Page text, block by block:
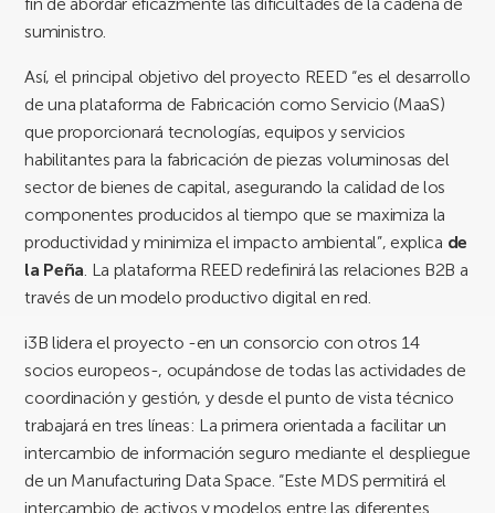
suministro.
Así, el principal objetivo del proyecto REED “es el desarrollo
de una plataforma de Fabricación como Servicio (MaaS)
que proporcionará tecnologías, equipos y servicios
habilitantes para la fabricación de piezas voluminosas del
sector de bienes de capital, asegurando la calidad de los
componentes producidos al tiempo que se maximiza la
productividad y minimiza el impacto ambiental”, explica de
la Peña. La plataforma REED redefinirá las relaciones B2B a
través de un modelo productivo digital en red.
i3B lidera el proyecto -en un consorcio con otros 14
socios europeos-, ocupándose de todas las actividades de
coordinación y gestión, y desde el punto de vista técnico
trabajará en tres líneas: La primera orientada a facilitar un
intercambio de información seguro mediante el despliegue
de un Manufacturing Data Space. “Este MDS permitirá el
intercambio de activos y modelos entre las diferentes